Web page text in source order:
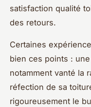
satisfaction qualité
des retours.
Certaines
bien ces points :
notamment vanté la
réfection de sa
rigoureusement le